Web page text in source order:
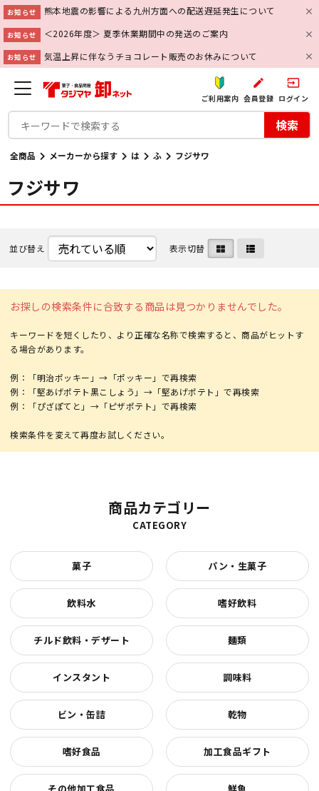
お知らせ 熊本地震の影響による九州方面への配送遅延発生について
お知らせ ＜2026年度＞ 夏季休業期間中の発送のご案内
お知らせ 気温上昇に伴なうチョコレート販売のお休みについて
ご利用案内
create
会員登録
input
ログイン
検索
全商品 メーカーから探す は ふ フジサワ
フジサワ
並び替え 表示切替
お探しの検索条件に合致する商品は見つかりませんでした。
キーワードを短くしたり、より正確な名称で検索すると、商品がヒットす
る場合があります。
例：「明治ポッキー」→「ポッキー」で再検索
例：「堅あげポテト黒こしょう」→「堅あげポテト」で再検索
例：「ぴざぽてと」→「ピザポテト」で再検索
商品カテゴリー
CATEGORY
菓子 パン・生菓子
飲料水 嗜好飲料
チルド飲料・デザート 麺類
インスタント 調味料
ビン・缶詰 乾物
嗜好食品 加工食品ギフト